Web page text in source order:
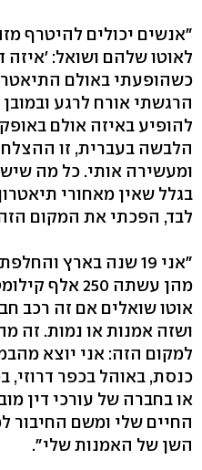
"אנשים יכולים להיטרף
לאוטו שלהם ושואל: 'איזה
כשהופעתי באולם
הרגשתי אורח לרגע
להופיע באיזה אולם
הלבשה בעברית, זו
ומעשירה אותי. כל מה שיש
בגלל שאין מאחורי
לבד, הפכתי את המקום
"אני 19 שנה בארץ
מהן עשתה 250
אוטו שואלים אם זה רכב
ושזה אמנות או נמות. זה
למקום הזה: אני יוצא
או בחברה של עורכי דין
החיים שלי ומשם החיבור
השן של האמנות שלי".